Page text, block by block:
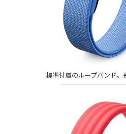
標準付属のループバンド。